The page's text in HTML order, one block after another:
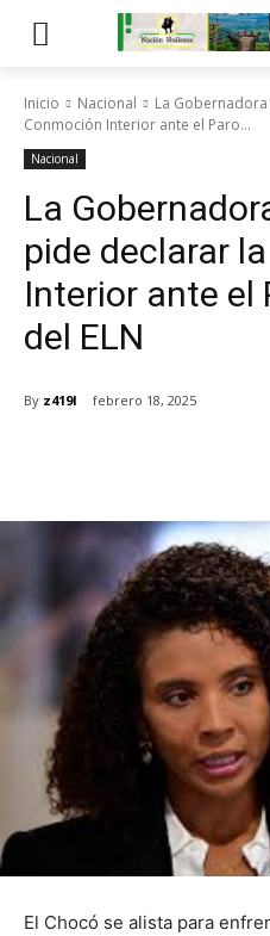
Inicio Nacional
La
Conmoción Interior ante el Paro...
Nacional
La
pide declarar
Interior ante el
del ELN
By z419l febrero 18, 2025
El Chocó se alista para